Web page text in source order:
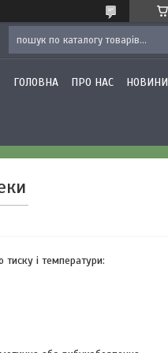
ГОЛОВНА ПРО НАС НОВИНИ
і температури: